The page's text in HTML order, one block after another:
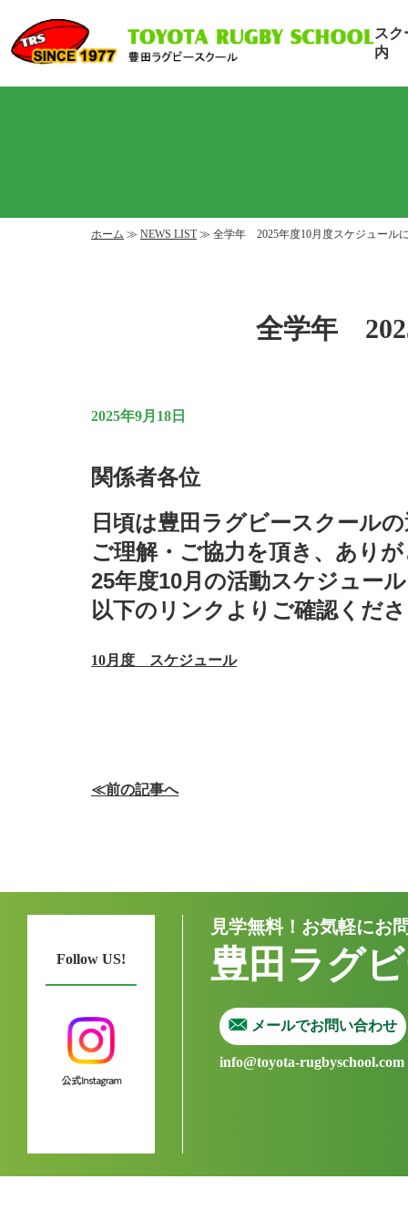
スク
内
ホーム ≫ NEWS LIST≫ 全学年 2025年度10月度スケジュール
全学年
2025年9月18日
関係者各位
日頃は豊田ラグビースクール
ご理解・ご協力を頂き、あり
25年度10月の活動スケジュー
以下のリンクよりご確認くだ
10月度 スケジュール
≪前の記事へ
Follow US!
見学無料！お気軽にお
豊田ラグ
メールでお問い合わせ
info@toyota-rugbyschool.com